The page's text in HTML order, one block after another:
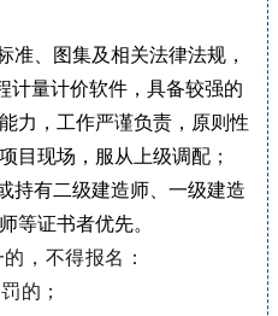
准、图集及相关法律法规，
计量计价软件，具备较强的
力，工作严谨负责，原则性
目现场，服从上级调配 ；
持有二级建造师、一级建造
等证书者优先。
，不得报名：
的；